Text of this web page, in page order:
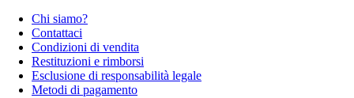
Chi siamo?
Contattaci
Condizioni di vendita
Restituzioni e rimborsi
Esclusione di responsabilità legale
Metodi di pagamento